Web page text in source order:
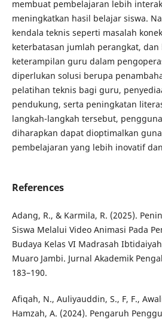
membuat pembelajaran lebih
meningkatkan hasil belajar siswa.
kendala teknis seperti masalah
keterbatasan jumlah perangkat, dan
keterampilan guru dalam
diperlukan solusi berupa
pelatihan teknis bagi guru,
pendukung, serta peningkatan
langkah-langkah tersebut,
diharapkan dapat dioptimalkan
pembelajaran yang lebih inovatif
References
Adang, R., & Karmila, R. (2025).
Siswa Melalui Video Animasi Pada
Budaya Kelas VI Madrasah
Muaro Jambi. Jurnal Akademik
183–190.
Afiqah, N., Auliyauddin, S., F, F.,
Hamzah, A. (2024). Pengaruh